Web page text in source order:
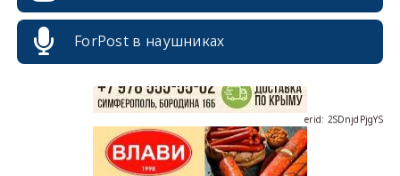
ForPost в наушниках
erid: 2SDnjdPjgYS